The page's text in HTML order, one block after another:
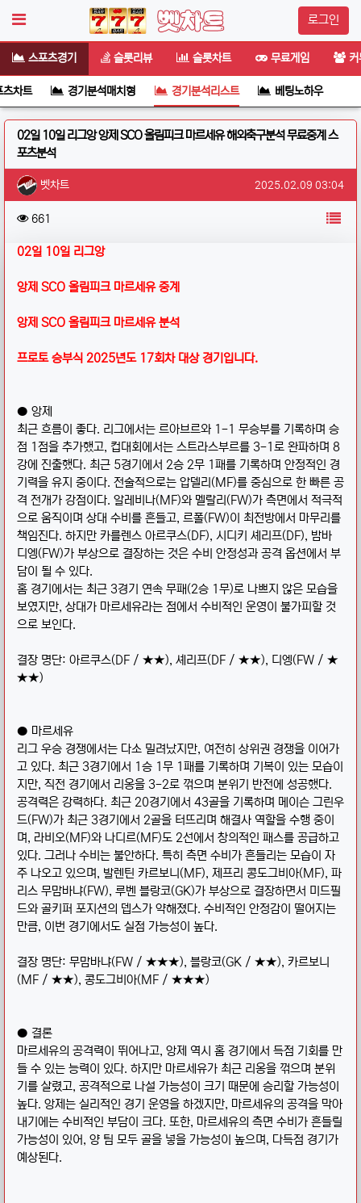
로그인
스포츠경기 슬롯리뷰 슬롯차트 무료게임
차트 경기분석매치형 경기분석리스트 베팅노하우
02일 10일 리그앙 앙제 SCO 올림피크 마르세유 해외축구분석 무료중계 스
포츠분석
작성자 정보
벳차트 작성일
2025.02.09 03:04
컨텐츠 정보
661 목록
본문02일 10일 리그앙
앙제 SCO 올림피크 마르세유 중계
앙제 SCO 올림피크 마르세유 분석
프로토 승부식 2025년도 17회차 대상 경기입니다.
● 앙제
최근 흐름이 좋다. 리그에서는 르아브르와 1-1 무승부를 기록하며 승
점 1점을 추가했고, 컵대회에서는 스트라스부르를 3-1로 완파하며 8
강에 진출했다. 최근 5경기에서 2승 2무 1패를 기록하며 안정적인 경
기력을 유지 중이다. 전술적으로는 압델리(MF)를 중심으로 한 빠른 공
격 전개가 강점이다. 알레비나(MF)와 멜랄리(FW)가 측면에서 적극적
으로 움직이며 상대 수비를 흔들고, 르폴(FW)이 최전방에서 마무리를
책임진다. 하지만 카를렌스 아르쿠스(DF), 시디키 셰리프(DF), 밤바
디엥(FW)가 부상으로 결장하는 것은 수비 안정성과 공격 옵션에서 부
담이 될 수 있다.
홈 경기에서는 최근 3경기 연속 무패(2승 1무)로 나쁘지 않은 모습을
보였지만, 상대가 마르세유라는 점에서 수비적인 운영이 불가피할 것
으로 보인다.
결장 명단: 아르쿠스(DF / ★★), 셰리프(DF / ★★), 디엥(FW / ★
★★)
● 마르세유
리그 우승 경쟁에서는 다소 밀려났지만, 여전히 상위권 경쟁을 이어가
고 있다. 최근 3경기에서 1승 1무 1패를 기록하며 기복이 있는 모습이
지만, 직전 경기에서 리옹을 3-2로 꺾으며 분위기 반전에 성공했다.
공격력은 강력하다. 최근 20경기에서 43골을 기록하며 메이슨 그린우
드(FW)가 최근 3경기에서 2골을 터뜨리며 해결사 역할을 수행 중이
며, 라비오(MF)와 나디르(MF)도 2선에서 창의적인 패스를 공급하고
있다. 그러나 수비는 불안하다. 특히 측면 수비가 흔들리는 모습이 자
주 나오고 있으며, 발렌틴 카르보니(MF), 제프리 콩도그비아(MF), 파
리스 무맘바냐(FW), 루벤 블랑코(GK)가 부상으로 결장하면서 미드필
드와 골키퍼 포지션의 뎁스가 약해졌다. 수비적인 안정감이 떨어지는
만큼, 이번 경기에서도 실점 가능성이 높다.
결장 명단: 무맘바냐(FW / ★★★), 블랑코(GK / ★★), 카르보니
(MF / ★★), 콩도그비아(MF / ★★★)
● 결론
마르세유의 공격력이 뛰어나고, 앙제 역시 홈 경기에서 득점 기회를 만
들 수 있는 능력이 있다. 하지만 마르세유가 최근 리옹을 꺾으며 분위
기를 살렸고, 공격적으로 나설 가능성이 크기 때문에 승리할 가능성이
높다. 앙제는 실리적인 경기 운영을 하겠지만, 마르세유의 공격을 막아
내기에는 수비적인 부담이 크다. 또한, 마르세유의 측면 수비가 흔들릴
가능성이 있어, 양 팀 모두 골을 넣을 가능성이 높으며, 다득점 경기가
예상된다.